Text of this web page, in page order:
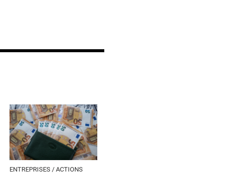
ENTREPRISES / ACTIONS